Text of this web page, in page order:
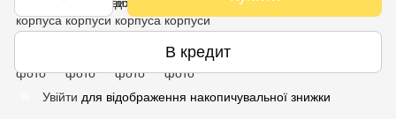
В кредит
Увійти для відображення накопичувальної знижки